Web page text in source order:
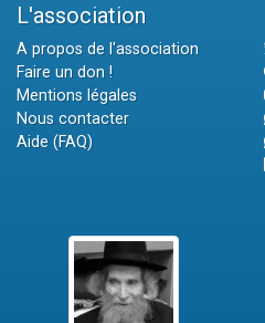
L'association
A propos de l'association
Faire un don !
Mentions légales
Nous contacter
Aide (FAQ)